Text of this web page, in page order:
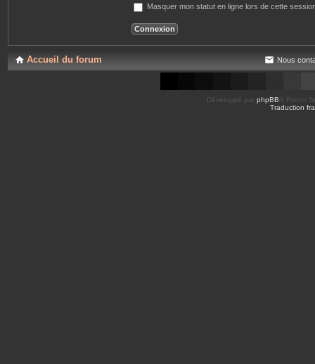
Masquer mon statut en ligne lors de cette
Accueil du forum Nous
Développé par phpBB ® Forum
Traduction